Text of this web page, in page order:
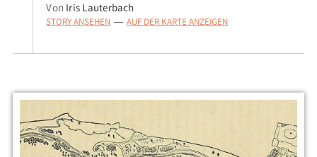
Von Iris Lauterbach
STORY ANSEHEN — AUF DER KARTE ANZEIGEN